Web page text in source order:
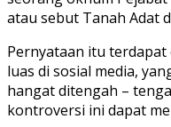
atau sebut Tanah Adat
Pernyataan itu
luas di sosial media,
hangat ditengah –
kontroversi ini dapat